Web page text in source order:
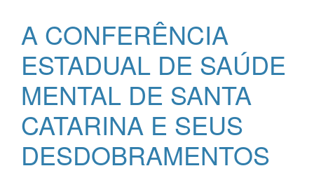
A CONFERÊNCIA
ESTADUAL DE SAÚDE
MENTAL DE SANTA
CATARINA E SEUS
DESDOBRAMENTOS